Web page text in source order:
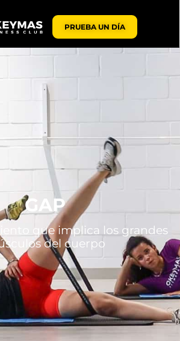
PRUEBA UN DÍA
GAP
que implica los grandes
del cuerpo